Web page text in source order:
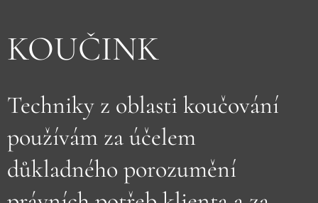
KOUČINK
Techniky z oblasti koučování
používám za účelem
důkladného porozumění